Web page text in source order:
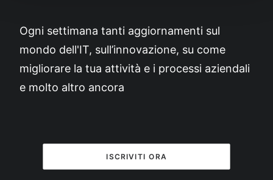
Ogni settimana tanti aggiornamenti sul
mondo dell'IT, sull’innovazione, su come
migliorare la tua attività e i processi aziendali
e molto altro ancora
ISCRIVITI ORA